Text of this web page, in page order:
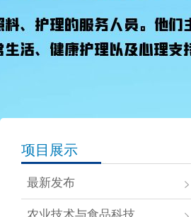
项目展示
最新发布